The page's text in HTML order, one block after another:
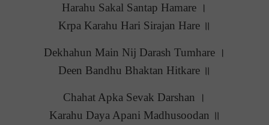
Harahu Sakal Santap Hamare ।
Krpa Karahu Hari Sirajan Hare ॥
Dekhahun Main Nij Darash Tumhare ।
Deen Bandhu Bhaktan Hitkare ॥
Chahat Apka Sevak Darshan ।
Karahu Daya Apani Madhusoodan ॥